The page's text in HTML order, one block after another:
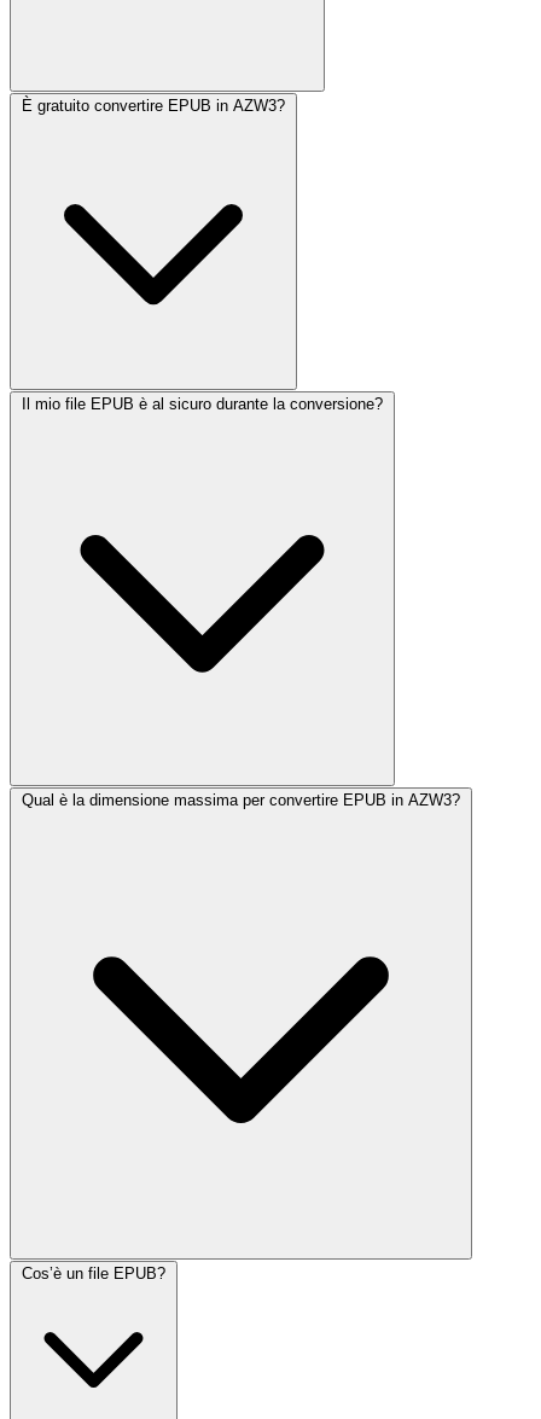
È gratuito convertire EPUB in AZW3?
Il mio file EPUB è al sicuro durante la conversione?
Qual è la dimensione massima per convertire EPUB in AZW3?
Cos’è un file EPUB?